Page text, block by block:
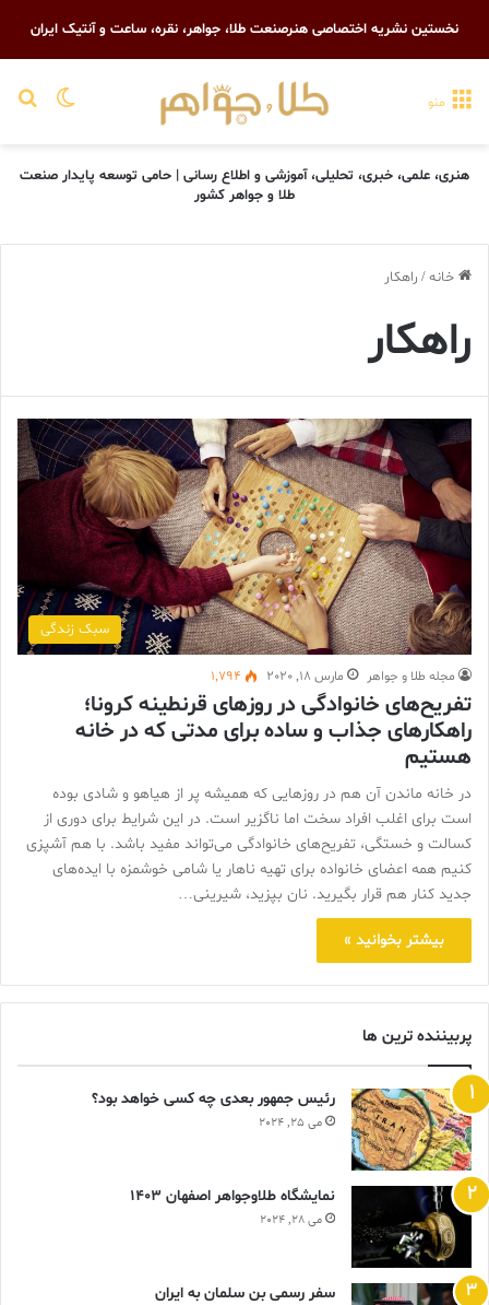
نخستین نشریه اختصاصی هنرصنعت طلا، جواهر، نقره، ساعت و آنتیک ایران
تغییر منو
هنری، علمی، خبری، تحلیلی، آموزشی و اطلاع رسانی | حامی توسعه پایدار صنعت
طلا و جواهر کشور
خانه/ راهکار
راهکار
سبک زندگی
مجله طلا و جواهر مارس 18, 2020 1,794
تفریح‌های خانوادگی در روزهای قرنطینه کرونا؛
راهکارهای جذاب و ساده برای مدتی که در خانه‌
هستیم
در خانه ماندن آن هم در روزهایی که همیشه پر از هیاهو و شادی بوده
است برای اغلب افراد سخت اما ناگزیر است. در این شرایط برای دوری از
کسالت و خستگی، تفریح‌های خانوادگی می‌تواند مفید باشد. با هم آشپزی
کنیم همه اعضای خانواده برای تهیه ناهار یا شامی خوشمزه با ایده‌های
جدید کنار هم قرار بگیرید. نان بپزید، شیرینی…
بیشتر بخوانید »
پربیننده ترین ها
رئیس جمهور بعدی چه کسی خواهد بود؟
می 25, 2024
نمایشگاه طلاوجواهر اصفهان 1403
می 28, 2024
سفر رسمی بن سلمان به ایران